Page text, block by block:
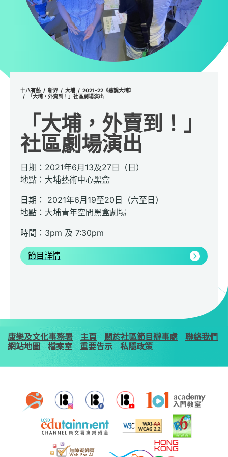
十八有藝 新界 大埔
2021-22《聽說大埔》
「大埔，外賣到！」社區劇場演出
「大埔，外賣到！」
社區劇場演出
日期：2021年6月13及27日（日）
地點：大埔藝術中心黑盒
日期： 2021年6月19至20日（六至日）
地點：大埔青年空間黑盒劇場
時間：3pm 及 7:30pm
節目詳情
康樂及文化事務署 主頁 關於社區節目辦事處
聯絡我們
網站地圖
檔案室 重要告示 私隱政策